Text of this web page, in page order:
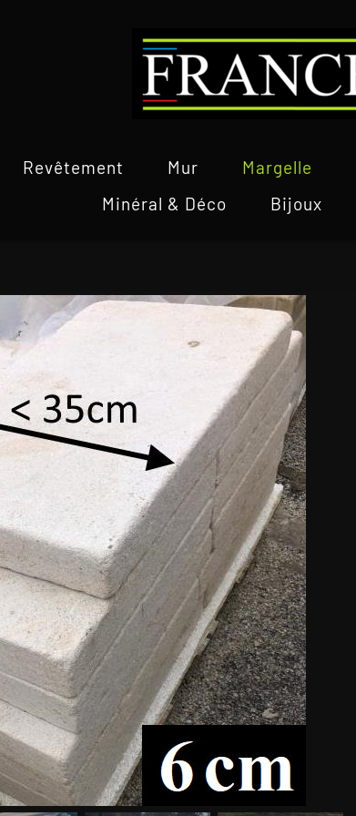
Revêtement Mur Margelle
Minéral & Déco
Bijoux